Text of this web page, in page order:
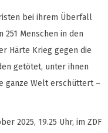
bei ihrem Überfall
Menschen in den
Härte Krieg gegen die
getötet, unter ihnen
ganze Welt erschüttert –
2025, 19.25 Uhr, im ZDF